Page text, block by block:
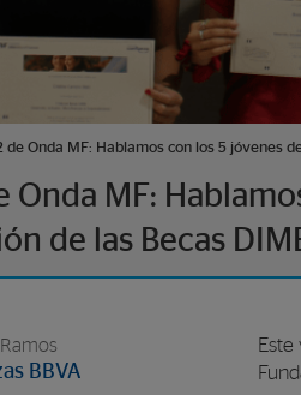
de Onda MF: Hablamos con los 5 jóvenes
Onda MF:
de las Becas
BBVA
Este